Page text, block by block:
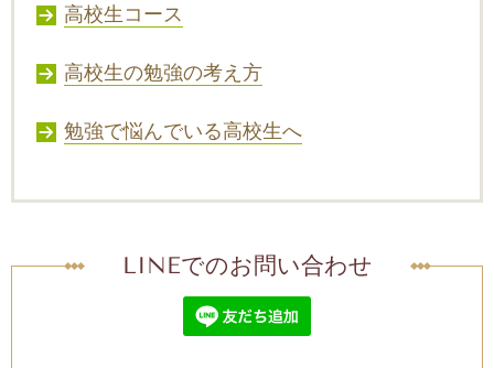
高校生コース
高校生の勉強の考え方
勉強で悩んでいる高校生へ
LINEでのお問い合わせ